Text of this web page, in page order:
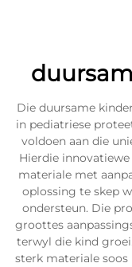
Die duursame
in pediatriese
voldoen aan die
Hierdie
materiale met
oplossing te skep
ondersteun. Die
groottes
terwyl die kind
sterk materiale